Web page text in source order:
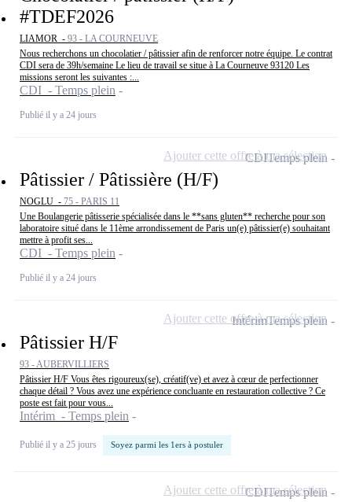
#TDEF2026
LIAMOR - 93 - LA COURNEUVE
Nous recherchons un chocolatier / pâtissier afin de renforcer notre équipe. Le contrat
CDI sera de 39h/semaine Le lieu de travail se situe à La Courneuve 93120 Les
missions seront les suivantes :...
CDI - Temps plein
Publié il y a 24 jours
Pâtissier / Pâtissière (H/F)
NOGLU - 75 - PARIS 11
Une Boulangerie pâtisserie spécialisée dans le **sans gluten** recherche pour son
laboratoire situé dans le 11ème arrondissement de Paris un(e) pâtissier(e) souhaitant
mettre à profit ses...
CDI - Temps plein
Publié il y a 24 jours
CDITemps plein
Ajouter cette offre à ma sélection
Pâtissier H/F
93 - AUBERVILLIERS
Pâtissier H/F Vous êtes rigoureux(se), créatif(ve) et avez à cœur de perfectionner
chaque détail ? Vous avez une expérience concluante en restauration collective ? Ce
poste est fait pour vous...
Intérim - Temps plein
Publié il y a 25 jours Soyez parmi les 1ers à postuler
IntérimTemps plein
Ajouter cette offre à ma sélection
CDITemps plein
Ajouter cette offre à ma sélection